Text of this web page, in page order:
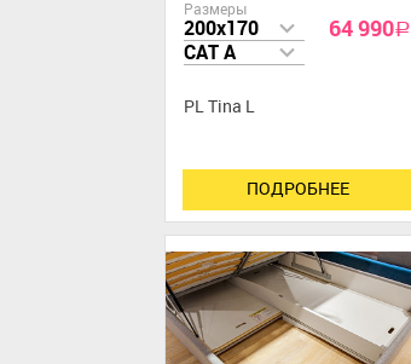
Размеры
200x170
CAT A
64 990a
PL Tina L
ПОДРОБНЕЕ